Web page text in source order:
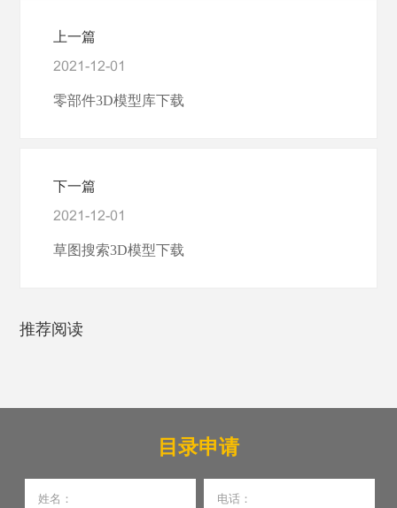
上一篇
2021-12-01
零部件3D模型库下载
下一篇
2021-12-01
草图搜索3D模型下载
推荐阅读
目录申请